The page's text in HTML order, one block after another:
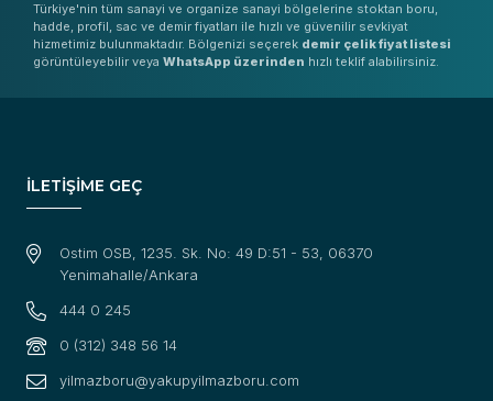
Türkiye'nin tüm sanayi ve organize sanayi bölgelerine stoktan boru,
hadde, profil, sac ve demir fiyatları ile hızlı ve güvenilir sevkiyat
hizmetimiz bulunmaktadır. Bölgenizi seçerek demir çelik fiyat listesi
görüntüleyebilir veya WhatsApp üzerinden hızlı teklif alabilirsiniz.
İLETİŞİME GEÇ
Ostim OSB, 1235. Sk. No: 49 D:51 - 53, 06370
Yenimahalle/Ankara
444 0 245
0 (312) 348 56 14
yilmazboru@yakupyilmazboru.com